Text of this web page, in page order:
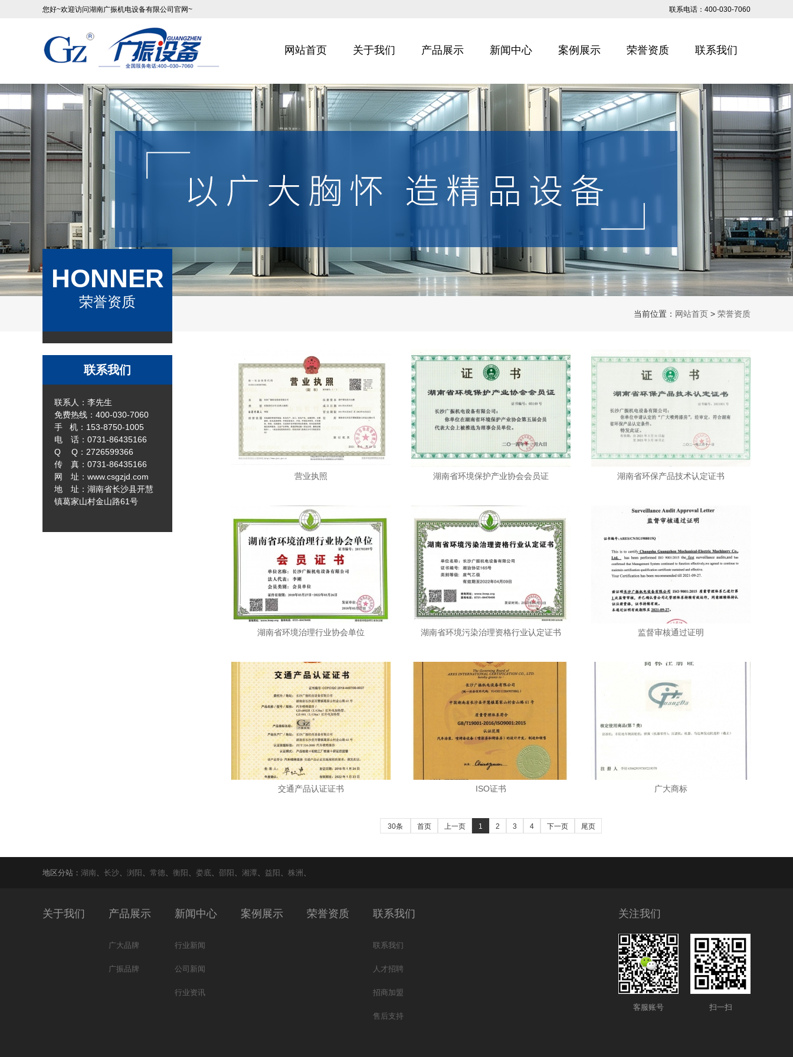
您好~欢迎访问湖南广振机电设备有限公司官网~ 联系电话：400-030-7060
网站首页 关于我们 产品展示 新闻中心 案例展示 荣誉资质 联系我们
当前位置： 网站首页 > 荣誉资质
HONNER
荣誉资质
联系我们
联系人：李先生
免费热线：400-030-7060
手 机：153-8750-1005
电 话：0731-86435166
Q Q：2726599366
传 真：0731-86435166
网 址：www.csgzjd.com
地 址：湖南省长沙县开慧
镇葛家山村金山路61号
营业执照 湖南省环境保护产业协会会员证 湖南省环保产品技术认定证书
湖南省环境治理行业协会单位 湖南省环境污染治理资格行业认定证书 监督审核通过证明
交通产品认证证书 ISO证书 广大商标
30条 首页 上一页 1 2 3 4 下一页 尾页
地区分站： 湖南、 长沙、 浏阳 、 常德、 衡阳 、 娄底、 邵阳 、 湘潭、 益阳 、 株洲 、
关于我们 产品展示
广大品牌
广振品牌
新闻中心
行业新闻
公司新闻
行业资讯
案例展示 荣誉资质 联系我们
联系我们
人才招聘
招商加盟
售后支持
关注我们
客服账号 扫一扫